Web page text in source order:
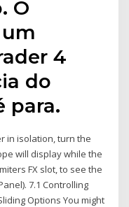
O
4
do
para.
in isolation, turn the
will display while the
FX slot, to see the
7.1 Controlling
Options You might